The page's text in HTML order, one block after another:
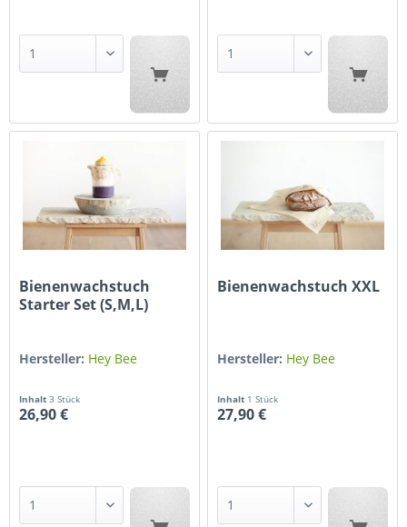
Bienenwachstuch
Starter Set (S,M,L)
Hersteller: Hey Bee
Inhalt3 Stück
26,90 €
Bienenwachstuch XXL
Hersteller: Hey Bee
Inhalt 1 Stück
27,90 €